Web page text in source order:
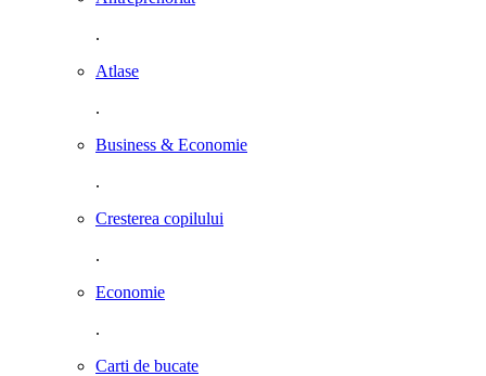
.
Atlase
.
Business & Economie
.
Cresterea copilului
.
Economie
.
Carti de bucate